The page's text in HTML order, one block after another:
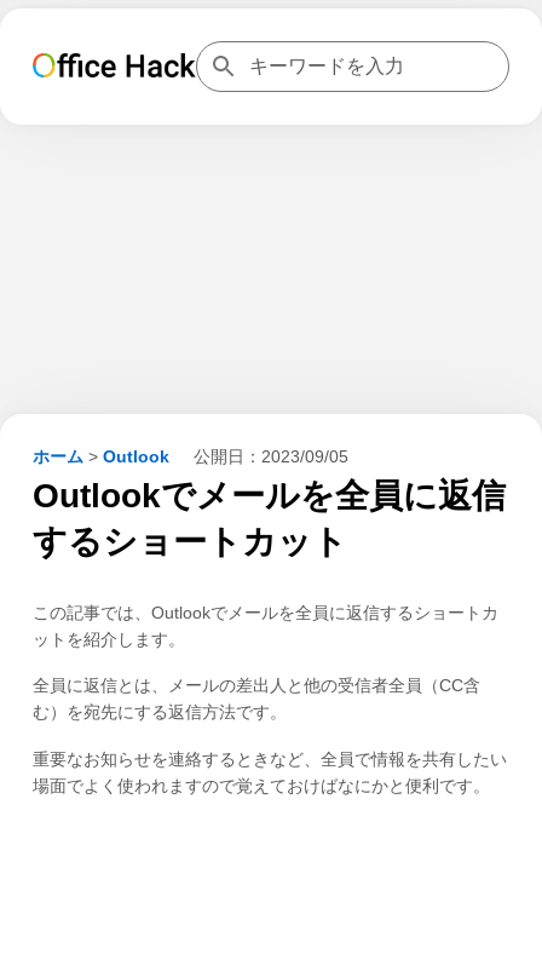
ホーム > Outlook 公開日： 2023/09/05
Outlookでメールを全員に返信
するショートカット
この記事では、Outlookでメールを全員に返信するショートカ
ットを紹介します。
全員に返信とは、メールの差出人と他の受信者全員（CC含
む）を宛先にする返信方法です。
重要なお知らせを連絡するときなど、全員で情報を共有したい
場面でよく使われますので覚えておけばなにかと便利です。